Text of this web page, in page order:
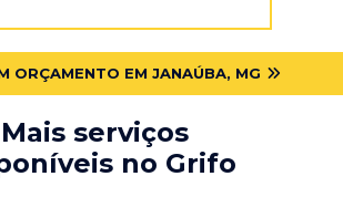
ORÇAMENTO EM JANAÚBA, MG
Mais serviços
no Grifo